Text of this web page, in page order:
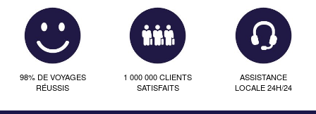
98% DE VOYAGES
RÉUSSIS
1 000 000 CLIENTS
SATISFAITS
ASSISTANCE
LOCALE 24H/24